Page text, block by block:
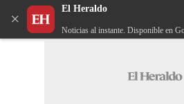
×
El Heraldo
Noticias al instante. Disponible en